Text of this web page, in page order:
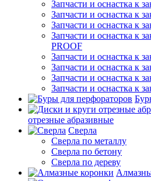
Запчасти и оснастка к
Запчасти и оснастка к
Запчасти и оснастка к
Запчасти и оснастка к
PROOF
Запчасти и оснастка к
Запчасти и оснастка к
Запчасти и оснастка к
Запчасти и оснастка к
отрезные абразивные
Сверла
Сверла по металлу
Сверла по бетону
Сверла по дереву